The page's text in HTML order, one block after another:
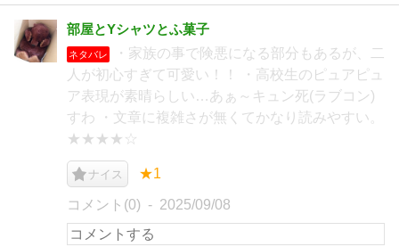
部屋とYシャツとふ菓子
ネタバレ
・家族の事で険悪になる部分もあるが、二
人が初心すぎて可愛い！！ ・高校生のピュアピュ
ア表現が素晴らしい…あぁ～キュン死(ラブコン)
すわ ・文章に複雑さが無くてかなり読みやすい。
★★★★☆
ナイス ★1
コメント(0) 2025/09/08